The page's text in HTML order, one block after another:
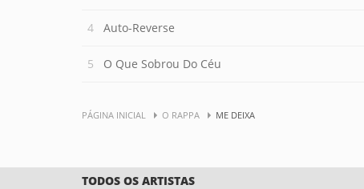
Auto-Reverse
O Que Sobrou Do Céu
PÁGINA INICIAL O RAPPA ME DEIXA
TODOS OS ARTISTAS